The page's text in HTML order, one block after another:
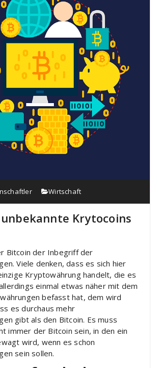
Wirtschaft
Krytocoins
Bitcoin der Inbegriff der
Viele denken, dass es sich hier
Kryptowährung handelt, die es
einmal etwas näher mit dem
befasst hat, dem wird
es durchaus mehr
gibt als den Bitcoin. Es muss
immer der Bitcoin sein, in den ein
wird, wenn es schon
sein sollen.